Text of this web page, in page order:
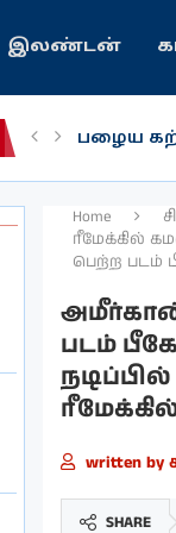
இலண்டன்
பழைய
Home
ரீமேக்கில்
பெற்ற படம்
படம்
written by
SHARE